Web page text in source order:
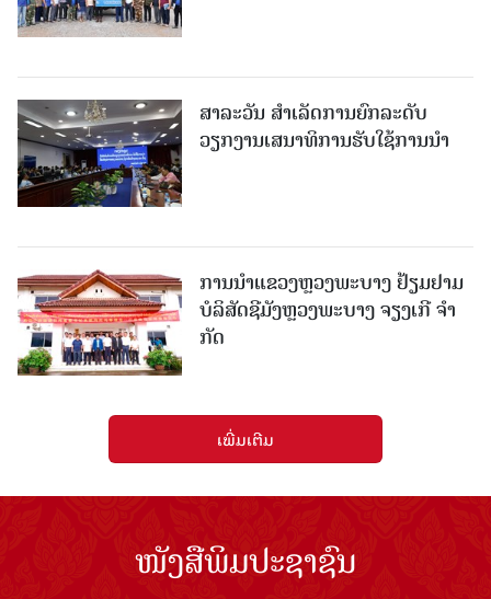
ສາລະວັນ ສໍາເລັດການຍົກລະດັບ
ວຽກງານເສນາທິການຮັບໃຊ້ການນໍາ
ການນຳແຂວງຫຼວງພະບາງ ຢ້ຽມ​ຢາມ
ບໍ​ລິ​ສັດຊີມັງຫຼວງພະບາງ ຈຽງເກີ ຈໍາ
ກັດ
ເພີ່ມເຕີມ
ໜັງສືພິມປະຊາຊົນ